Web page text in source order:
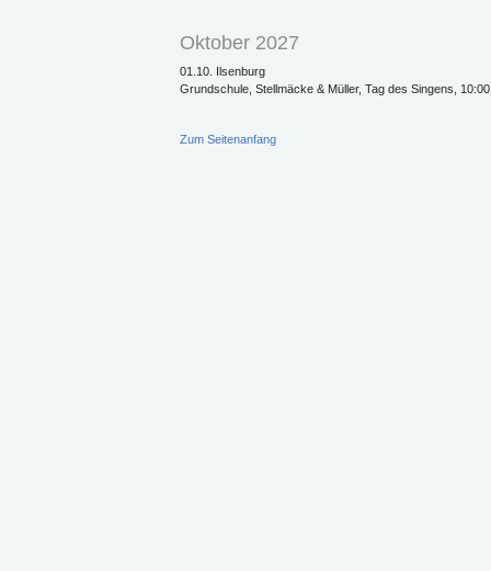
Oktober 2027
01.10. Ilsenburg
Grundschule, Stellmäcke & Müller, Tag des Singens,
Zum Seitenanfang